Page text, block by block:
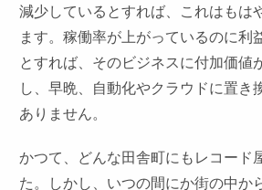
減少しているとすれば、これはもは
ます。稼働率が上がっているのに利
とすれば、そのビジネスに付加価値
し、早晩、自動化やクラウドに置き
ありません。
かつて、どんな田舎町にもレコード
た。しかし、いつの間にか街の中か